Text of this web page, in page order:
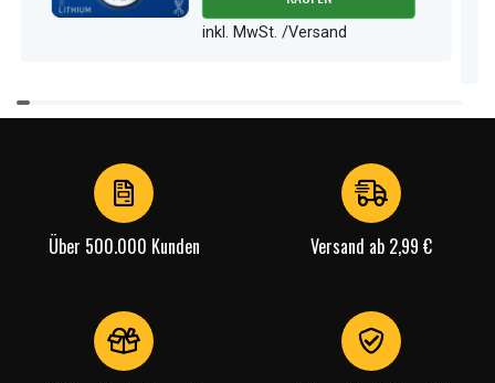
inkl. MwSt. /Versand
Item
1
Über 500.000 Kunden Versand ab 2,99 €